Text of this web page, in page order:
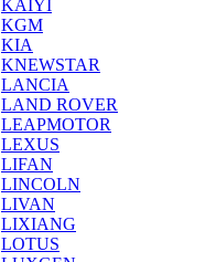
KAIYI
KGM
KIA
KNEWSTAR
LANCIA
LAND ROVER
LEAPMOTOR
LEXUS
LIFAN
LINCOLN
LIVAN
LIXIANG
LOTUS